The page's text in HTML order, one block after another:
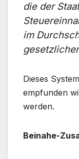
die der
im
Dieses
empfunden
werden.
Beinahe-